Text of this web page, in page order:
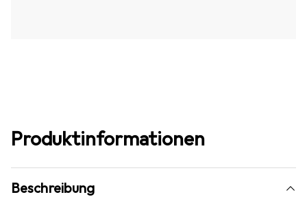
Produktinformationen
Beschreibung